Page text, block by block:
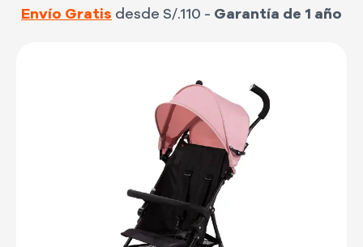
Envío Gratis desde S/.110 - Garantía de 1 año